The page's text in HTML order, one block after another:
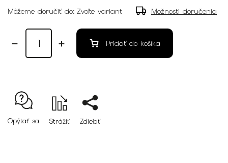
Môžeme doručiť do: Zvoľte variant Možnosti doručenia
Pridať do košíka
Opýtať sa Strážiť Zdieľať